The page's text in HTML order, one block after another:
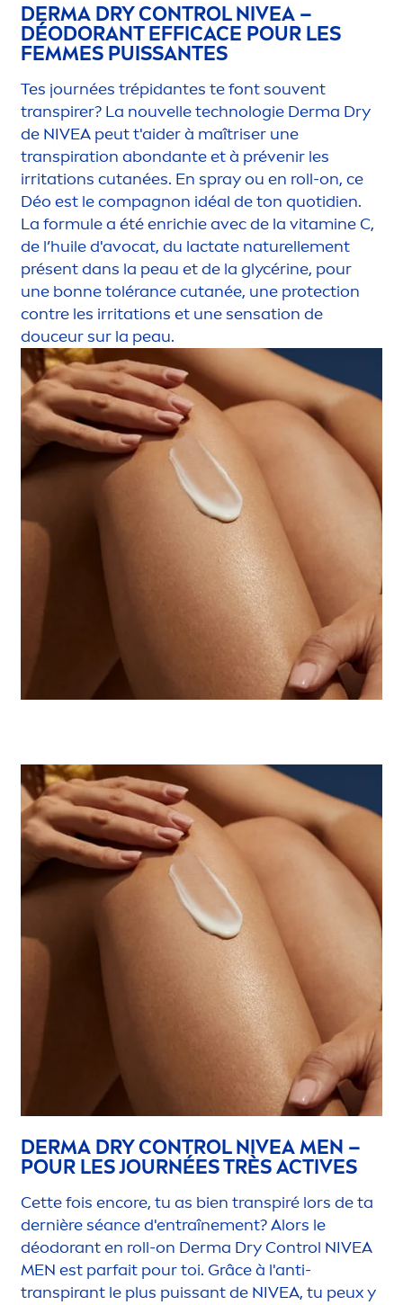
DERMA DRY CONTROLNIVEA –
DÉODORANT EFFICACE POUR LES
FEMMES PUISSANTES
Tes journées trépidantes te font souvent
transpirer? La nouvelle technologie Derma Dry
de NIVEA peut t'aider à maîtriser une
transpiration abondante et à prévenir les
irritations cutanées. En spray ou en roll-on, ce
Déo est le compagnon idéal de ton quotidien.
La formule a été enrichie avec de la vitamine C,
de l’huile d'avocat, du lactate naturellement
présent dans la peau et de la glycérine, pour
une bonne tolérance cutanée, une protection
contre les irritations et unesensation de
douceur sur la peau.
DERMA DRY CONTROLNIVEAMEN –
POUR LES JOURNÉES TRÈSACTIVES
Cette fois encore, tu as bien transpiré lors de ta
dernière séance d'entraînement? Alors le
déodorant en roll-on Derma Dry Control NIVEA
MEN est parfait pour toi. Grâce à l'anti-
transpirant le plus puissant de NIVEA, tu peux y